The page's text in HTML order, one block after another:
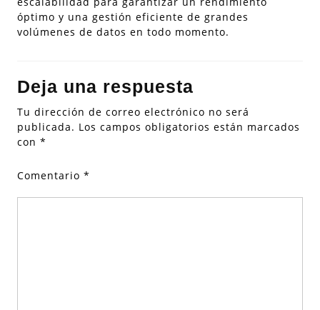
óptimo y una gestión eficiente de grandes
volúmenes de datos en todo momento.
Deja una respuesta
Tu dirección de correo electrónico no será
publicada. Los campos obligatorios están marcados
con *
Comentario *